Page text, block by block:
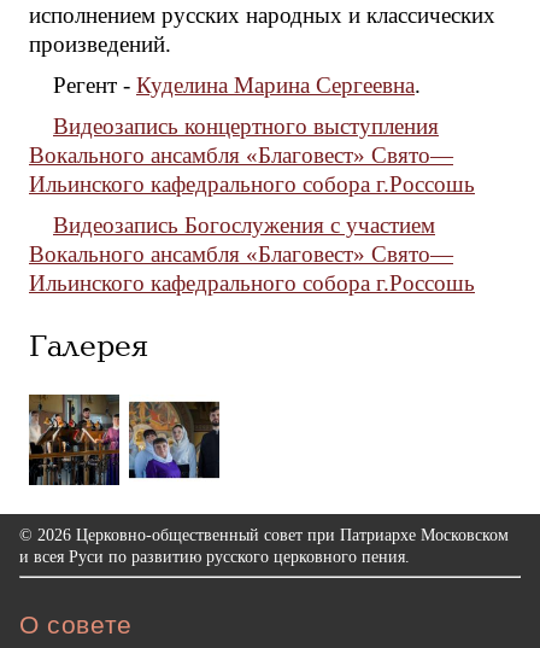
исполнением русских народных и классических
произведений.
Регент - Куделина Марина Сергеевна.
Видеозапись концертного выступления
Вокального ансамбля «Благовест» Свято—
Ильинского кафедрального собора г.Россошь
Видеозапись Богослужения с участием
Вокального ансамбля «Благовест» Свято—
Ильинского кафедрального собора г.Россошь
Галерея
© 2026 Церковно-общественный совет при Патриархе Московском
и всея Руси по развитию русского церковного пения.
О совете